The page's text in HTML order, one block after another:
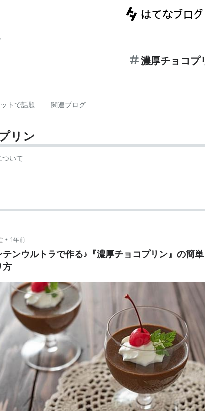
濃厚チョコプ
トで話題 関連ブログ
リン
ついて
• 1年前
テンウルトラで作る♪『濃厚チョコプリン』の簡
方